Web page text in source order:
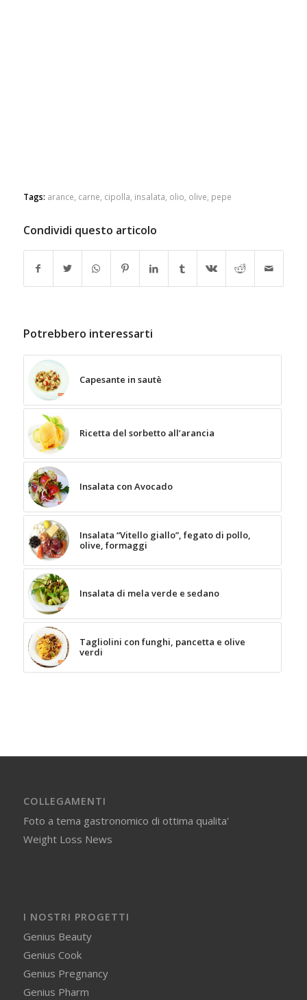
Tags: arance carne cipolla insalata olio olive pepe
Condividi questo articolo
Potrebbero interessarti
Capesante in sautè
Ricetta del sorbetto all’arancia
Insalata con Avocado
Insalata “Vitello giallo”, fegato di pollo,
olive, formaggi
Insalata di mela verde e sedano
Tagliolini con funghi, pancetta e olive
verdi
COLLEGAMENTI
Foto a tema gastronomico di ottima qualita'
Weight Loss News
I NOSTRI PROGETTI
Genius Beauty
Genius Cook
Genius Pregnancy
Genius Pharm